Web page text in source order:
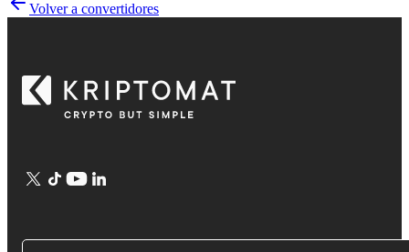
Volver a convertidores